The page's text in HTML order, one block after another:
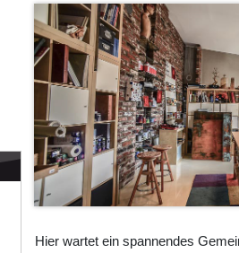
Hier wartet ein spannendes